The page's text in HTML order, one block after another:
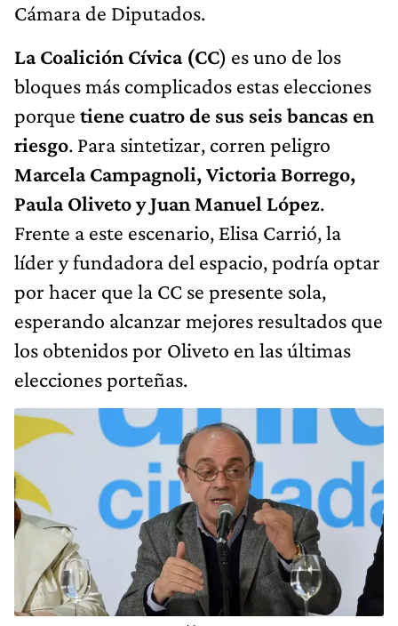
Cámara de Diputados.
La Coalición Cívica (CC) es uno de los
bloques más complicados estas elecciones
porque tiene cuatro de sus seis bancas en
riesgo. Para sintetizar, corren peligro
Marcela Campagnoli, Victoria Borrego,
Paula Oliveto y Juan Manuel López.
Frente a este escenario, Elisa Carrió, la
líder y fundadora del espacio, podría optar
por hacer que la CC se presente sola,
esperando alcanzar mejores resultados que
los obtenidos por Oliveto en las últimas
elecciones porteñas.